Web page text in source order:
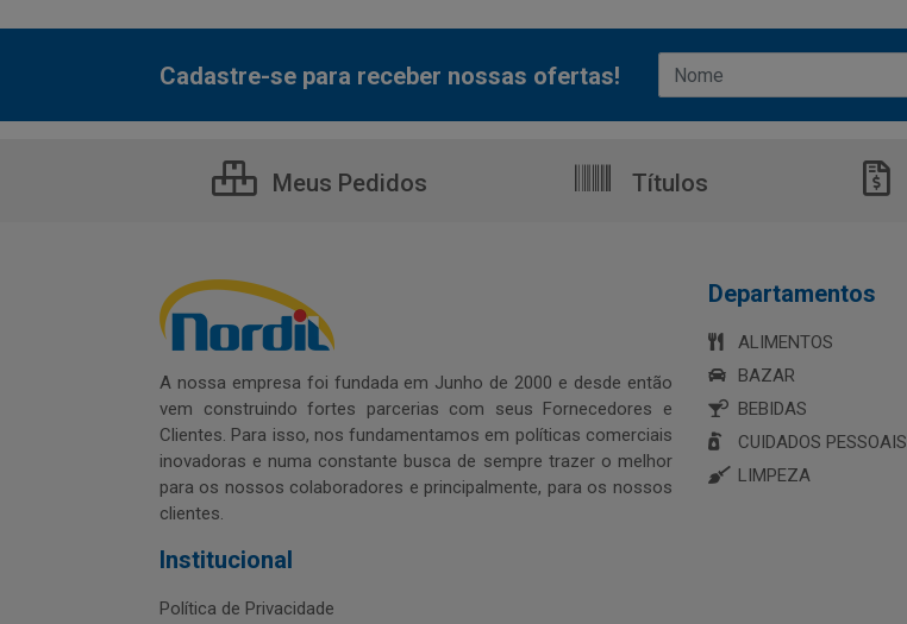
Cadastre-se para receber nossas ofertas!
Meus Pedidos Títulos
A nossa empresa foi fundada em Junho de 2000 e desde então
vem construindo fortes parcerias com seus Fornecedores e
Clientes. Para isso, nos fundamentamos em políticas comerciais
inovadoras e numa constante busca de sempre trazer o melhor
para os nossos colaboradores e principalmente, para os nossos
clientes.
Institucional
Política de Privacidade
Departamentos
ALIMENTOS
BAZAR
BEBIDAS
CUIDADOS PESSOAIS
LIMPEZA